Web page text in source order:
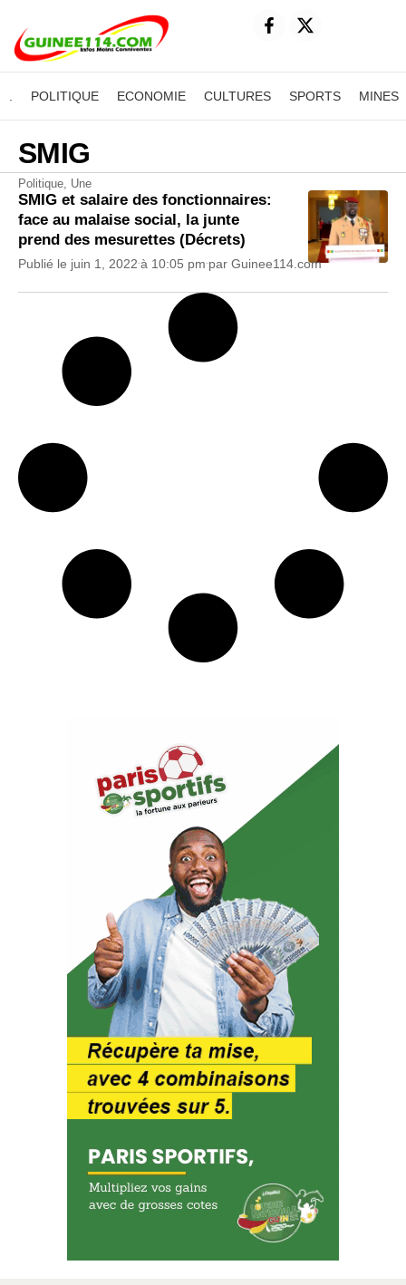
POLITIQUE ECONOMIE CULTURES SPORTS MINES
SMIG
Politique Une
SMIG et salaire des fonctionnaires:
face au malaise social, la junte
prend des mesurettes (Décrets)
Publié le juin 1, 2022 à 10:05 pm par Guinee114.com